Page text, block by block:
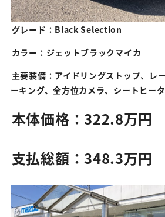
グレード：Black Selection
カラー：ジェットブラックマイカ
主要装備：アイドリングストップ、レ
ーキング、全方位カメラ、シートヒー
本体価格：322.8万円
支払総額：348.3万円